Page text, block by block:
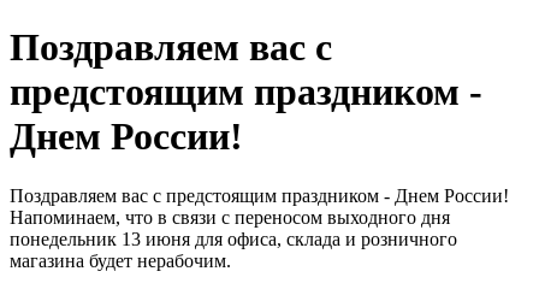
Поздравляем вас с
предстоящим праздником -
Днем России!
Поздравляем вас с предстоящим праздником - Днем России!
Напоминаем, что в связи с переносом выходного дня
понедельник 13 июня для офиса, склада и розничного
магазина будет нерабочим.